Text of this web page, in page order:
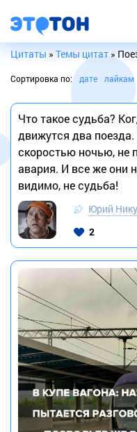
Цитаты » Темы цитат»
Сортировка по: дате лайкам
Что такое судьба?
движутся два
скоростью ночью, не
авария. И все же они
видимо, не судьба!
Юрий
2